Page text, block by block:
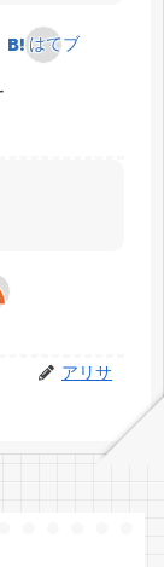
はてブ
アリサ